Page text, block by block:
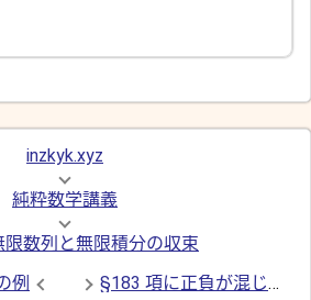
inzkyk.xyz
純粋数学講義
限数列と無限積分の収束
例
§183 項に正負が混じる級数